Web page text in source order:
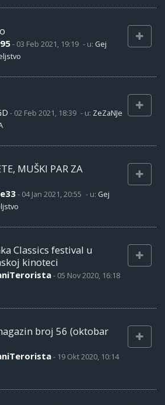
- 03 Feb 2021, 19:19 - u: Gej
- 02 Feb 2021, 18:39 - u: ZeZaNJe
MUŠKI PAR ZA
- 04 Jan 2021, 20:55 - u: Gej
Classics festival u
kinoteci
- 05 Nov 2020, 16:18
broj 56 (oktobar
- 19 Okt 2020, 10:14